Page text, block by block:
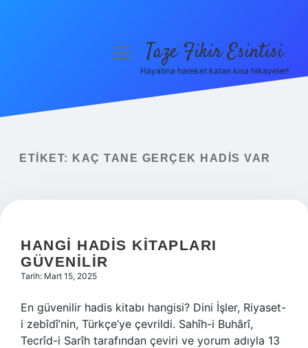
Yasal Uyarı
menüyüTaze Fikir Esintisi
Hayatına hareket katan kısa hikayeler!
ETIKET: KAÇ TANE GERÇEK HADIS VAR
HANGI HADIS KITAPLARI
GÜVENILIR
Tarih: Mart 15, 2025
En güvenilir hadis kitabı hangisi? Dini İşler, Riyaset-
i zebîdî’nin, Türkçe’ye çevrildi. Sahîh-i Buhârî,
Tecrîd-i Sarîh tarafından çeviri ve yorum adıyla 13